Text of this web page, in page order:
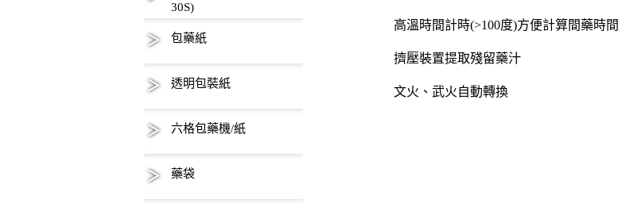
30S)
包藥紙
透明包裝紙
六格包藥機/紙
藥袋
高溫時間計時(>100度)方便計算間藥時間
擠壓裝置提取殘留藥汁
文火、武火自動轉換